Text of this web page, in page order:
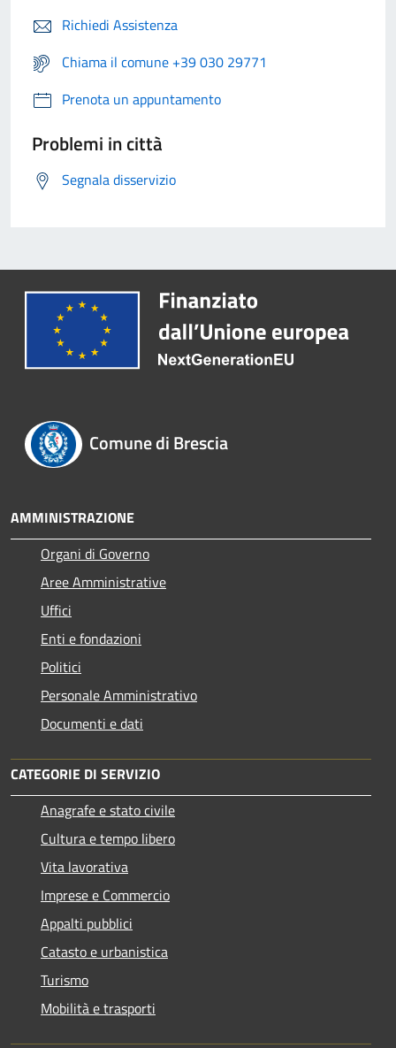
Richiedi Assistenza
Chiama il comune +39 030 29771
Prenota un appuntamento
Problemi in città
Segnala disservizio
Comune di Brescia
AMMINISTRAZIONE
Organi di Governo
Aree Amministrative
Uffici
Enti e fondazioni
Politici
Personale Amministrativo
Documenti e dati
CATEGORIE DI SERVIZIO
Anagrafe e stato civile
Cultura e tempo libero
Vita lavorativa
Imprese e Commercio
Appalti pubblici
Catasto e urbanistica
Turismo
Mobilità e trasporti